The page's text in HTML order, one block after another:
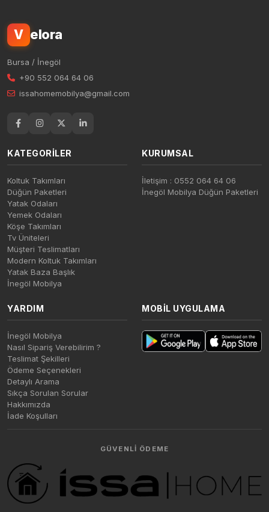
V elora
Bursa / İnegöl
+90 552 064 64 06
issahomemobilya@gmail.com
KATEGORILER
Koltuk Takımları
Düğün Paketleri
Yatak Odaları
Yemek Odaları
Köşe Takımları
Tv Üniteleri
Müşteri Teslimatları
Modern Koltuk Takımları
Yatak Baza Başlık
İnegöl Mobilya
KURUMSAL
İletişim : 0552 064 64 06
İnegöl Mobilya Düğün Paketleri
YARDIM
İnegöl Mobilya
Nasıl Sipariş Verebilirim ?
Teslimat Şekilleri
Ödeme Seçenekleri
Detaylı Arama
Sıkça Sorulan Sorular
Hakkımızda
İade Koşulları
MOBIL UYGULAMA
GÜVENLI ÖDEME